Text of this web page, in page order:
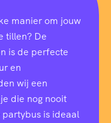
manier om jouw
tillen? De
is de perfecte
en
wij een
die nog nooit
is ideaal